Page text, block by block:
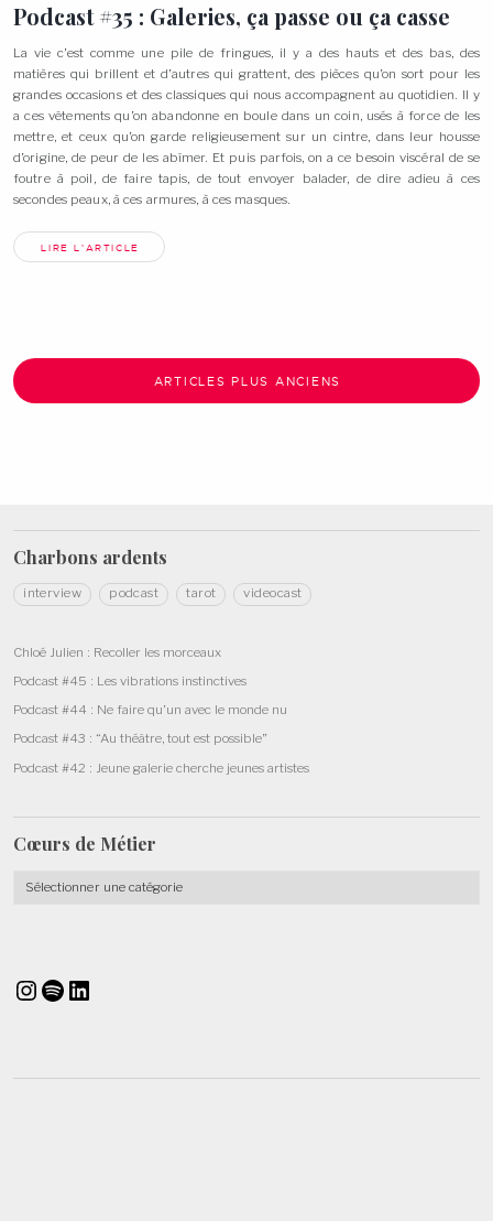
Podcast #35 : Galeries, ça passe ou ça casse
La vie c’est comme une pile de fringues, il y a des hauts et des bas, des
matières qui brillent et d’autres qui grattent, des pièces qu’on sort pour les
grandes occasions et des classiques qui nous accompagnent au quotidien. Il y
a ces vêtements qu’on abandonne en boule dans un coin, usés à force de les
mettre, et ceux qu’on garde religieusement sur un cintre, dans leur housse
d’origine, de peur de les abîmer. Et puis parfois, on a ce besoin viscéral de se
foutre à poil, de faire tapis, de tout envoyer balader, de dire adieu à ces
secondes peaux, à ces armures, à ces masques.
LIRE L'ARTICLE
ARTICLES PLUS ANCIENS
Charbons ardents
interview podcast tarot videocast
Chloé Julien : Recoller les morceaux
Podcast #45 : Les vibrations instinctives
Podcast #44 : Ne faire qu’un avec le monde nu
Podcast #43 : “Au théâtre, tout est possible”
Podcast #42 : Jeune galerie cherche jeunes artistes
Cœurs de Métier
Cœurs
InstagramSpotifyLinkedIn